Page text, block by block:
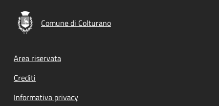
Comune di Colturano
Footer menu
Area riservata
Crediti
Informativa privacy